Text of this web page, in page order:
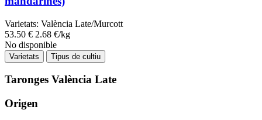
Varietats: València Late/Murcott
53.50 € 2.68 €/kg
No disponible
Varietats Tipus de cultiu
Taronges València Late
Origen